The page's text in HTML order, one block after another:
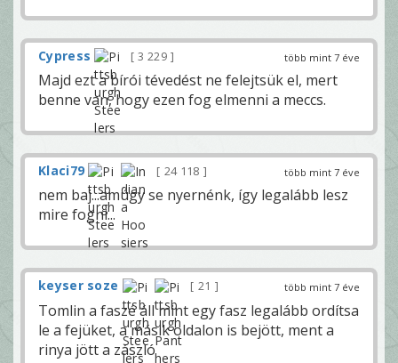
több mint 7 éve
Cypress 3 229
Majd ezt a bírói tévedést ne felejtsük el, mert
benne van, hogy ezen fog elmenni a meccs.
több mint 7 éve
Klaci79 24 118
nem baj...amúgy se nyernénk, így legalább lesz
mire fogni...
több mint 7 éve
keyser soze 21
Tomlin a faszé áll mint egy fasz legalább ordítsa
le a fejüket, a másik oldalon is bejött, ment a
rinya jött a zászló